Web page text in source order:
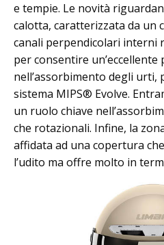
e tempie. Le novità
calotta, caratterizzata da un
canali perpendicolari interni
per consentire un’eccellente
nell’assorbimento degli urti,
sistema MIPS® Evolve.
un ruolo chiave
che rotazionali. Infine, la
affidata ad una copertura
l’udito ma offre molto in